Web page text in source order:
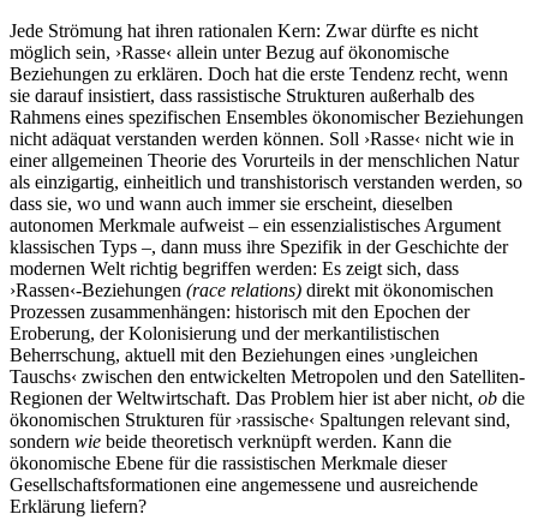
Jede Strömung hat ihren rationalen Kern: Zwar dürfte es nicht
möglich sein, ›Rasse‹ allein unter Bezug auf ökonomische
Beziehungen zu erklären. Doch hat die erste Tendenz recht, wenn
sie darauf insistiert, dass rassistische Strukturen außerhalb des
Rahmens eines spezifischen Ensembles ökonomischer Beziehungen
nicht adäquat verstanden werden können. Soll ›Rasse‹ nicht wie in
einer allgemeinen Theorie des Vorurteils in der menschlichen Natur
als einzigartig, einheitlich und transhistorisch verstanden werden, so
dass sie, wo und wann auch immer sie erscheint, dieselben
autonomen Merkmale aufweist – ein essenzialistisches Argument
klassischen Typs –, dann muss ihre Spezifik in der Geschichte der
modernen Welt richtig begriffen werden: Es zeigt sich, dass
›Rassen‹-Beziehungen (race relations) direkt mit ökonomischen
Prozessen zusammenhängen: historisch mit den Epochen der
Eroberung, der Kolonisierung und der merkantilistischen
Beherrschung, aktuell mit den Beziehungen eines ›ungleichen
Tauschs‹ zwischen den entwickelten Metropolen und den Satelliten-
Regio­nen der Weltwirtschaft. Das Problem hier ist aber nicht, ob die
ökonomischen Strukturen für ›rassische‹ Spaltungen relevant sind,
sondern wie beide theoretisch verknüpft werden. Kann die
ökonomische Ebene für die rassistischen Merkmale dieser
Gesellschaftsformationen eine angemessene und ausreichende
Erklärung liefern?